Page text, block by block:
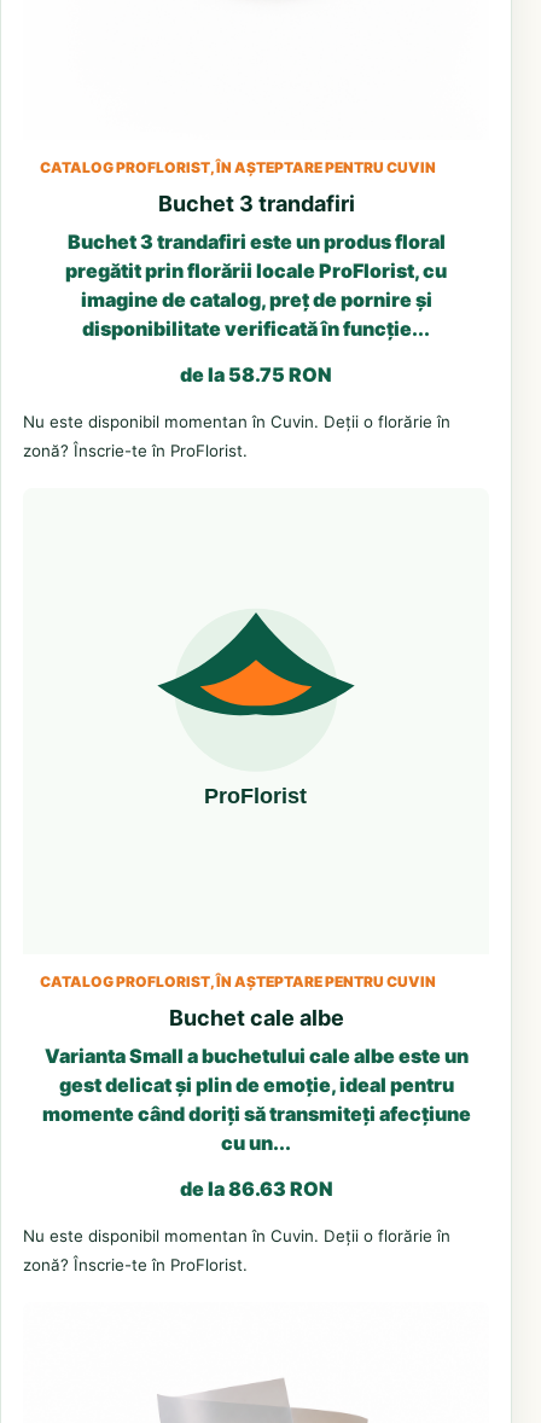
CATALOG PROFLORIST, ÎN AȘTEPTARE PENTRU CUVIN
Buchet 3 trandafiri
Buchet 3 trandafiri este un produs floral
pregătit prin florării locale ProFlorist, cu
imagine de catalog, preț de pornire și
disponibilitate verificată în funcție...
de la 58.75 RON
Nu este disponibil momentan în Cuvin. Deții o florărie în
zonă? Înscrie-te în ProFlorist.
CATALOG PROFLORIST, ÎN AȘTEPTARE PENTRU CUVIN
Buchet cale albe
Varianta Small a buchetului cale albe este un
gest delicat și plin de emoție, ideal pentru
momente când doriți să transmiteți afecțiune
cu un...
de la 86.63 RON
Nu este disponibil momentan în Cuvin. Deții o florărie în
zonă? Înscrie-te în ProFlorist.